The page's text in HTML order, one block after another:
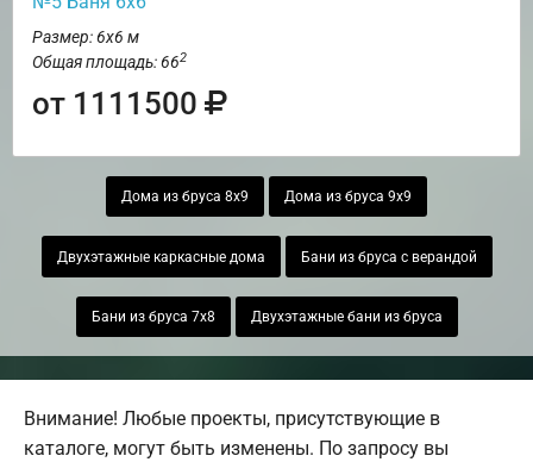
Размер: 6х6 м
Общая площадь: 662
от 1111500
Дома из бруса 8х9 Дома из бруса 9х9
Двухэтажные каркасные дома Бани из бруса с верандой
Бани из бруса 7х8 Двухэтажные бани из бруса
Внимание! Любые проекты, присутствующие в
каталоге, могут быть изменены. По запросу вы